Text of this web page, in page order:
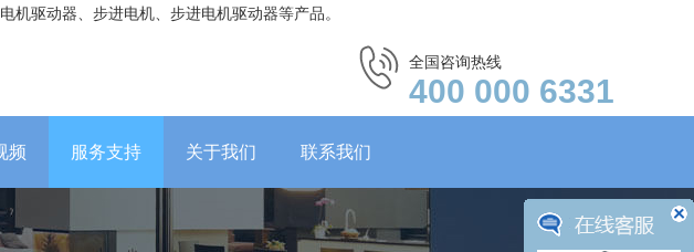
驱动器、步进电机、步进电机驱动器等产品。
全国咨询热线
400 000 6331
频 服务支持 关于我们 联系我们